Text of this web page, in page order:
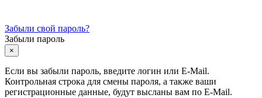
Забыли свой пароль?
Забыли пароль
×
Если вы забыли пароль, введите логин или E-Mail.
Контрольная строка для смены пароля, а также ваши
регистрационные данные, будут высланы вам по E-Mail.